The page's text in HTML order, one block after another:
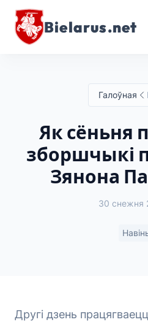
Bielarus.net
Галоўная
Як сёньня
зборшчыкі
Зянона
30 снежня
Другі дзень